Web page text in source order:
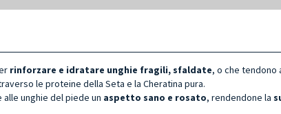
rinforzare e idratare unghie fragili, sfaldate, o che tendono
le proteine della Seta e la Cheratina pura.
unghie del piede un aspetto sano e rosato, rendendone la